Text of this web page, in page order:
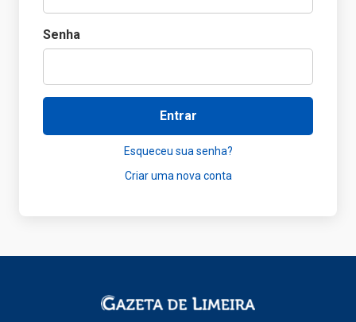
Senha
Entrar
Esqueceu sua senha?
Criar uma nova conta